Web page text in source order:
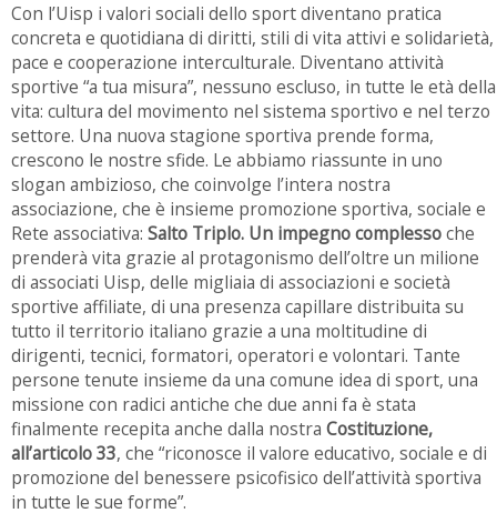
Con l’Uisp i valori sociali dello sport diventano pratica
concreta e quotidiana di diritti, stili di vita attivi e solidarietà,
pace e cooperazione interculturale. Diventano attività
sportive “a tua misura”, nessuno escluso, in tutte le età della
vita: cultura del movimento nel sistema sportivo e nel terzo
settore. Una nuova stagione sportiva prende forma,
crescono le nostre sfide. Le abbiamo riassunte in uno
slogan ambizioso, che coinvolge l’intera nostra
associazione, che è insieme promozione sportiva, sociale e
Rete associativa: Salto Triplo. Un impegno complessoche
prenderà vita grazie al protagonismo dell’oltre un milione
di associati Uisp, delle migliaia di associazioni e società
sportive affiliate, di una presenza capillare distribuita su
tutto il territorio italiano grazie a una moltitudine di
dirigenti, tecnici, formatori, operatori e volontari. Tante
persone tenute insieme da una comune idea di sport, una
missione con radici antiche che due anni fa è stata
finalmente recepita anche dalla nostra Costituzione,
all’articolo 33, che “riconosce il valore educativo, sociale e di
promozione del benessere psicofisico dell’attività sportiva
in tutte le sue forme”.